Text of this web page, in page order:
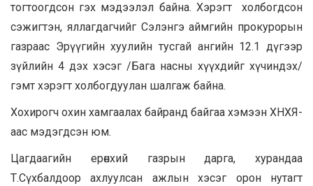
тогтоогдсон гэх мэдээлэл байна. Хэрэгт холбогдсон
сэжигтэн, яллагдагчийг Сэлэнгэ аймгийн прокурорын
газраас Эрүүгийн хуулийн тусгай ангийн 12.1 дүгээр
зүйлийн 4 дэх хэсэг /Бага насны хүүхдийг хүчиндэх/
гэмт хэрэгт холбогдуулан шалгаж байна.
Хохирогч охин хамгаалах байранд байгаа хэмээн ХНХЯ-
аас мэдэгдсэн юм.
Цагдаагийн ерөнхий газрын дарга, хурандаа
Т.Сүхбалдоор ахлуулсан ажлын хэсэг орон нутагт